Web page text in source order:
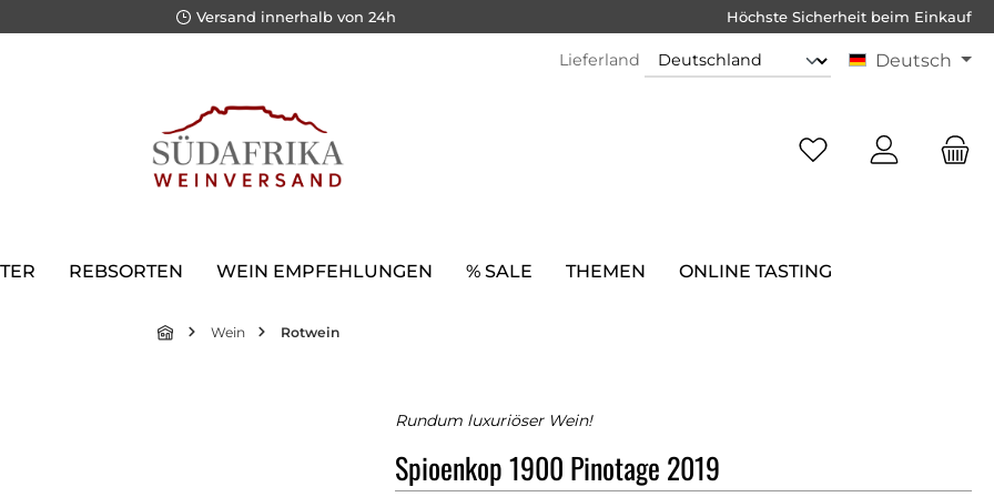
Versand innerhalb von 24h Höchste Sicherheit beim Einkauf
Lieferland Deutsch
REBSORTEN WEIN EMPFEHLUNGEN % SALE THEMEN ONLINE TASTING
Wein Rotwein
Rundum luxuriöser Wein!
Spioenkop 1900 Pinotage 2019